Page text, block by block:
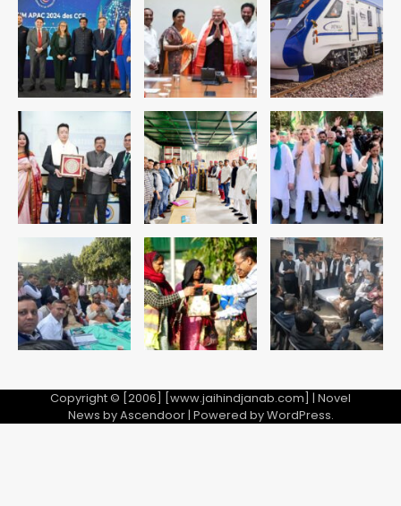
5
रोहित चौधरी गैंग का कुख्यात बदमाश राजस्थान
से गिरफ्तार
Team JHJ
पुरा महादेव से बेटियों के स्वास्थ्य और सुरक्षा का
संदेश
Team JHJ
2
अब पहला स्थान हासिल करना लक्ष्य: डीएम
Team JHJ
फरार आरोपी
Team JHJ
Copyright © [2006] [www.jaihindjanab.com] | Novel
News byAscendoor| Powered byWordPress.